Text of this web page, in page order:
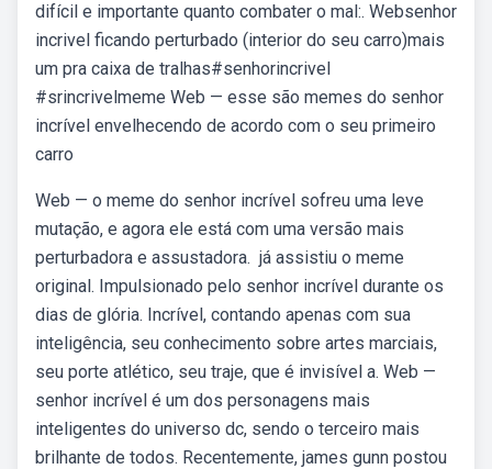
difícil e importante quanto combater o mal:. Websenhor
incrivel ficando perturbado (interior do seu carro)mais
um pra caixa de tralhas#senhorincrivel
#srincrivelmeme Web — esse são memes do senhor
incrível envelhecendo de acordo com o seu primeiro
carro
Web — o meme do senhor incrível sofreu uma leve
mutação, e agora ele está com uma versão mais
perturbadora e assustadora. ️ já assistiu o meme
original. Impulsionado pelo senhor incrível durante os
dias de glória. Incrível, contando apenas com sua
inteligência, seu conhecimento sobre artes marciais,
seu porte atlético, seu traje, que é invisível a. Web —
senhor incrível é um dos personagens mais
inteligentes do universo dc, sendo o terceiro mais
brilhante de todos. Recentemente, james gunn postou